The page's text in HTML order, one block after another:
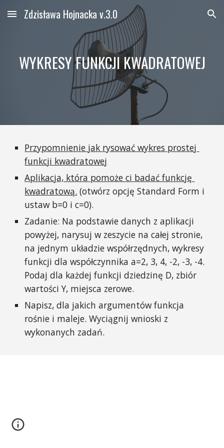
Skip to main content Skip to navigation
Zdzisława Hojnacka v.3.0
WYKRESY FUNKCJI KWADRATOWEJ
Przypomnienie jak rysować wykres prostej
funkcji kwadratowej
Aplikacja, która pomoże ci badać funkcję
kwadratową. (otwórz opcję Standard Form i
ustaw b=0 i c=0).
Zadanie: Na podstawie danych z aplikacji
powyżej, narysuj w zeszycie na całej stronie,
na jednym układzie współrzędnych, wykresy
funkcji dla współczynnika a=2, 3, 4, -2, -3, -4.
Podaj dla każdej funkcji dziedzinę D, zbiór
wartości Y, miejsca zerowe.
Napisz, dla jakich argumentów funkcja
rośnie i maleje. Wyciągnij wnioski z
wykonanych zadań.